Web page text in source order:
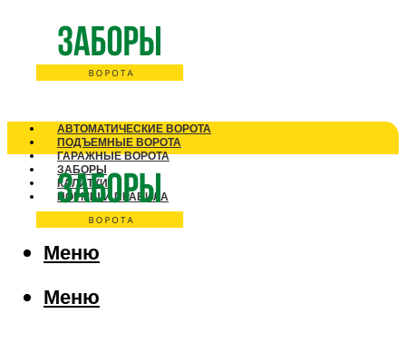
АВТОМАТИЧЕСКИЕ ВОРОТА
ПОДЪЕМНЫЕ ВОРОТА
ГАРАЖНЫЕ ВОРОТА
ЗАБОРЫ
КАЛИТКИ
НОРМЫ И ПРАВИЛА
Меню
Меню